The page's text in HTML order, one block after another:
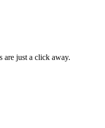
are just a click away.